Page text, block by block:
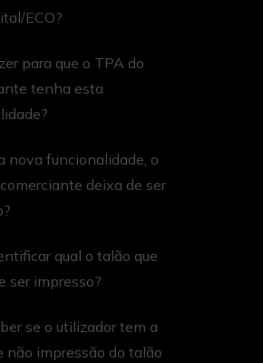
e representa
12 talões de papel;
bloco de 500 folhas A4
2.5Kg de papel,
árvores poupadas ;
2.5Kg de papel ou 6000
4000 talões são 1
ECO?
para que o TPA do
tenha esta
nova funcionalidade, o
deixa de ser
qual o talão que
ser impresso?
se o utilizador tem a
não impressão do talão